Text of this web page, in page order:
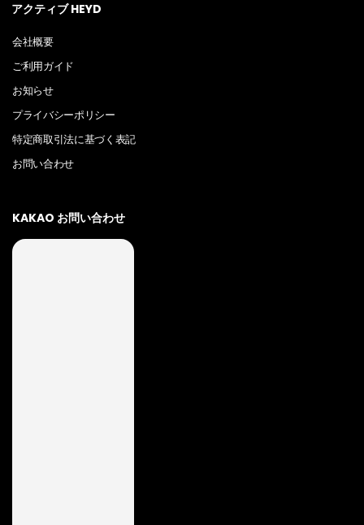
アクティブ HEYD
会社概要
ご利用ガイド
お知らせ
プライバシーポリシー
特定商取引法に基づく表記
お問い合わせ
KAKAO お問い合わせ